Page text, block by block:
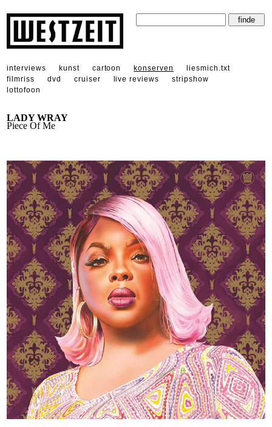
interviews kunst cartoon konserven
liesmich.txt
filmriss
dvd cruiser live reviews
stripshow
lottofoon
LADY WRAY
Piece Of Me